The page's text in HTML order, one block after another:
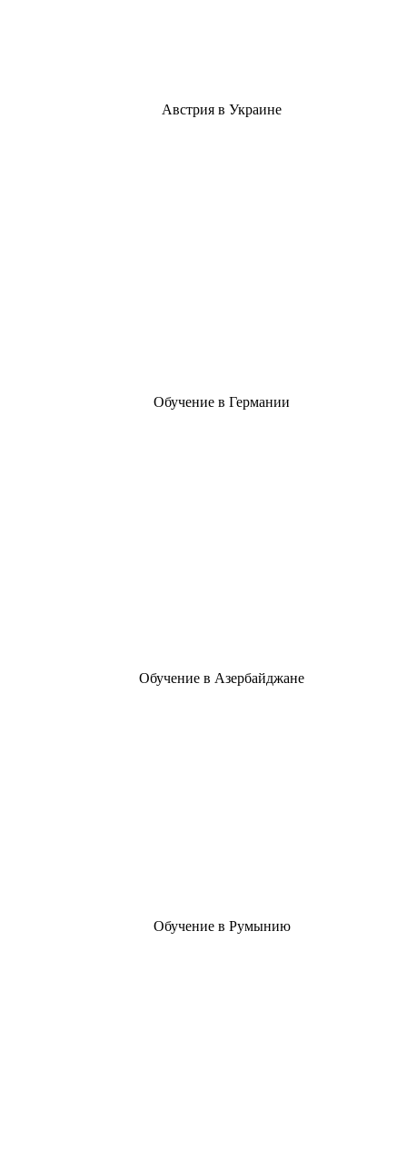
Австрия в Украине
Обучение в Германии
Обучение в Азербайджане
Обучение в Румынию